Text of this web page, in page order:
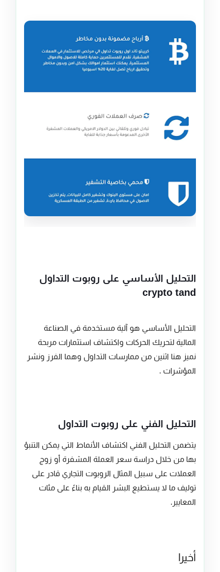
التحليل الأساسي على روبوت التداول
crypto tand
التحليل الأساسي هو آلية مستخدمة في الصناعة
المالية لتحريك الحركات واكتشاف استثمارات مربحة
نميز هنا اثنين من ممارسات التداول وهما الفرز ونشر
المؤشرات .
التحليل الفني على روبوت التداول
يتضمن التحليل الفني اكتشاف الأنماط التي يمكن التنبؤ
بها من خلال دراسة سعر العملة المشفرة أو زوج
العملات على سبيل المثال الروبوت التجاري قادر على
توليف ما لا يستطيع البشر القيام به بناءً على مئات
المعايير.
أخيرا